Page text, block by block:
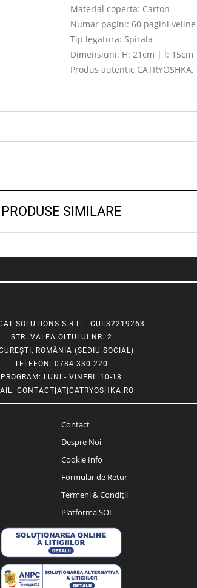
Material coperta: Carton
Numar pagini: 60 pagini veline
Tip legatura: Spirala
Dimensiuni: H: 21cm | l: 15cm
Produs autentic
PRODUSE SIMILARE
SOLUTIONS S.R.L. - CUI:32219263
STR. VALEA OLTULUI NR. 2
ROMÂNIA (SEDIU SOCIAL)
TELEFON : 0784.330.220
PROGRAM: LUNI - VINERI: 10-18
: CONTACT[AT]CATRYOSHKA.RO
Contact
Despre Noi
Cookie Info
Formular de Retur
Termeni & Condiții
Platforma SOL